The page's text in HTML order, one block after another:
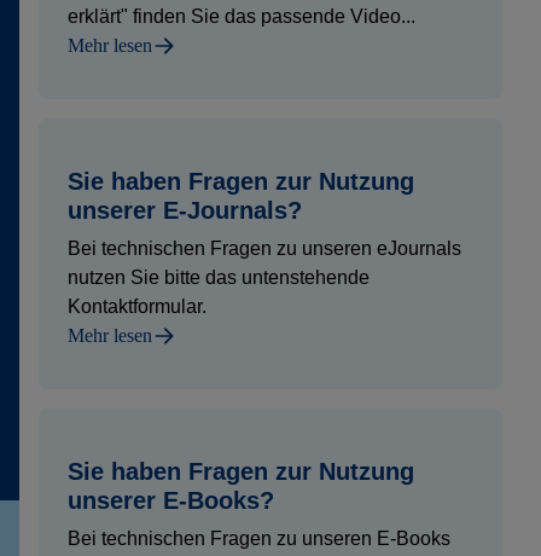
erklärt" finden Sie das passende Video...
Mehr lesen
Sie haben Fragen zur Nutzung
unserer E-Journals?
Bei technischen Fragen zu unseren eJournals
nutzen Sie bitte das untenstehende
Kontaktformular.
Mehr lesen
Sie haben Fragen zur Nutzung
unserer E-Books?
Bei technischen Fragen zu unseren E-Books